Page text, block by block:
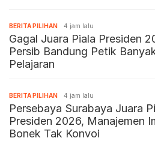
BERITA PILIHAN 4 jam lalu
Gagal Juara Piala Presiden
Persib Bandung Petik
Pelajaran
BERITA PILIHAN 4 jam lalu
Persebaya Surabaya Juara
Presiden 2026, Manajemen
Bonek Tak Konvoi